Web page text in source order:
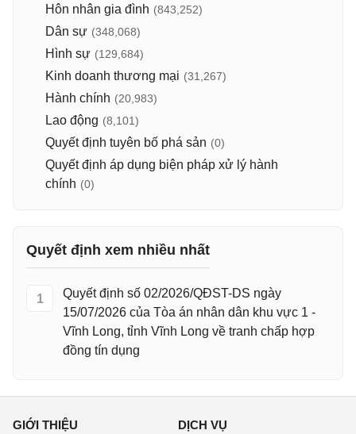
Hôn nhân gia đình (843,252)
Dân sự (348,068)
Hình sự (129,684)
Kinh doanh thương mại (31,267)
Hành chính (20,983)
Lao động (8,101)
Quyết định tuyên bố phá sản (0)
Quyết định áp dụng biện pháp xử lý hành
chính (0)
Quyết định xem nhiều nhất
1
Quyết định số 02/2026/QĐST-DS ngày
15/07/2026 của Tòa án nhân dân khu vực 1 -
Vĩnh Long, tỉnh Vĩnh Long về tranh chấp hợp
đồng tín dụng
GIỚI THIỆU DỊCH VỤ